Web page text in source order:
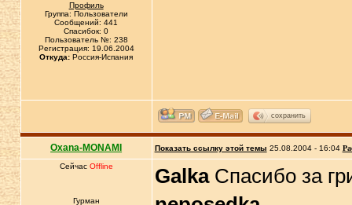
Профиль
Группа: Пользователи
Сообщений: 441
Спасибок: 0
Пользователь №: 238
Регистрация: 19.06.2004
Откуда: Россия-Испания
сохранить
Oxana-MONAMI Показать ссылку этой темы 25.08.2004 - 16:04
Сейчас Offline
Гурман
GalkaСпасибо за